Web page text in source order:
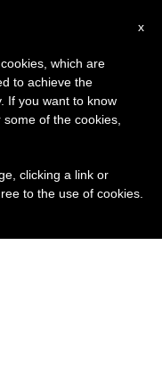
x
which are
to achieve the
If you want to know
of the cookies,
clicking a link or
to the use of cookies.